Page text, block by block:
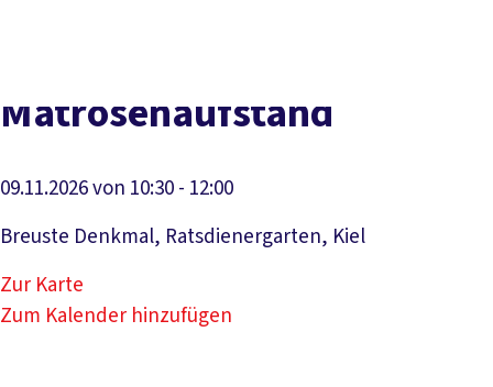
Service
Matrosenaufstand
09.11.2026 von 10:30 - 12:00
Breuste Denkmal, Ratsdienergarten, Kiel
Zur Karte
Zum Kalender hinzufügen